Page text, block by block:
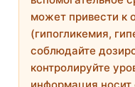
может привести к
(гипогликемия,
соблюдайте
контролируйте